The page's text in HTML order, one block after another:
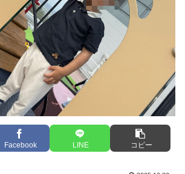
Facebook LINE コピー